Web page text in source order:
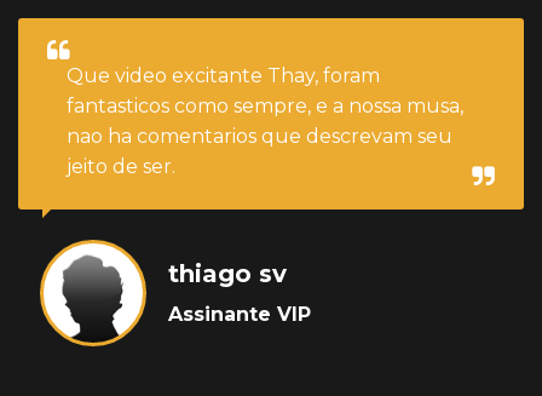
Que video excitante Thay, foram
fantasticos como sempre, e a nossa musa,
nao ha comentarios que descrevam seu
jeito de ser.
thiago sv
Assinante VIP